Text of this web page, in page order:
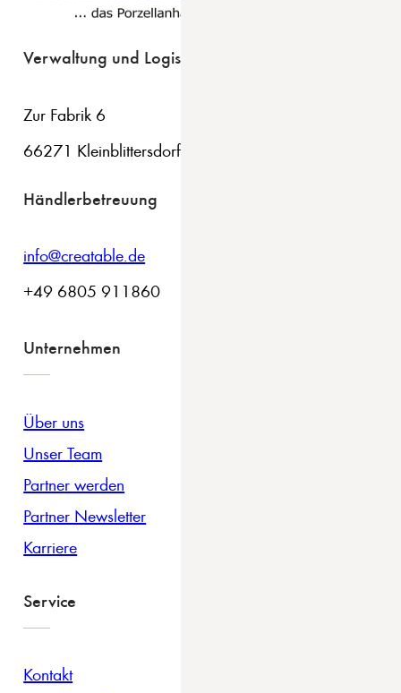
Verwaltung und Logistik
Zur Fabrik 6
66271 Kleinblittersdorf
Händlerbetreuung
info@creatable.de
+49 6805 911860
Unternehmen
Über uns
Unser Team
Partner werden
Partner Newsletter
Karriere
Service
Kontakt